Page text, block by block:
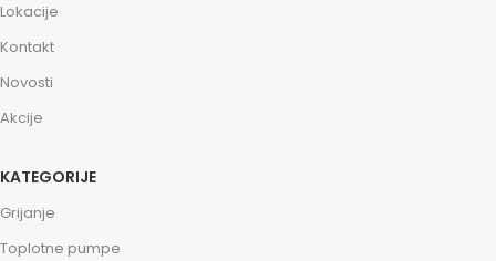
Lokacije
Kontakt
Novosti
Akcije
KATEGORIJE
Grijanje
Toplotne pumpe